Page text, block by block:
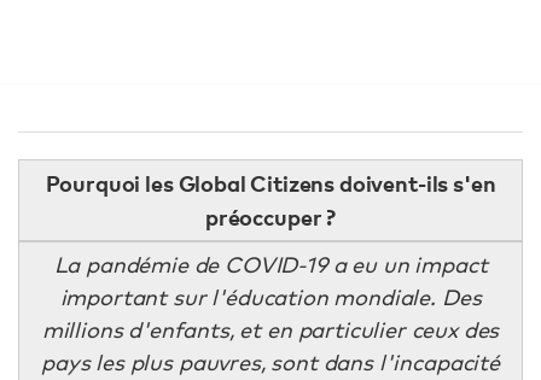
Pourquoi les Global Citizens doivent-ils s'en
préoccuper ?
La pandémie de COVID-19 a eu un impact
important sur l'éducation mondiale. Des
millions d'enfants, et en particulier ceux des
pays les plus pauvres, sont dans l'incapacité